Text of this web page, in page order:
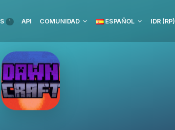
1 API COMUNIDAD ESPAÑOL IDR (RP)